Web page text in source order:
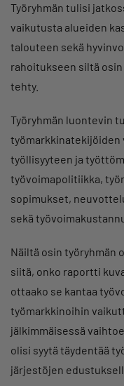
Työryhmän tulisi
vaikutusta alueiden
talouteen sekä
rahoitukseen siltä
tehty.
Työryhmän luontevin
työmarkkinatekijöiden
työllisyyteen ja
työvoimapolitiikka,
sopimukset,
sekä
Näiltä osin työryhmän
siitä, onko raportti
ottaako se kantaa
työmarkkinoihin
jälkimmäisessä
olisi syytä täydentää
järjestöjen